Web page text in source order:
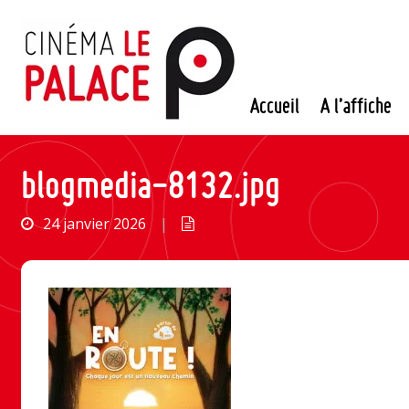
contenu
Accueil A l’affiche
blogmedia-8132.jpg
24 janvier 2026 |